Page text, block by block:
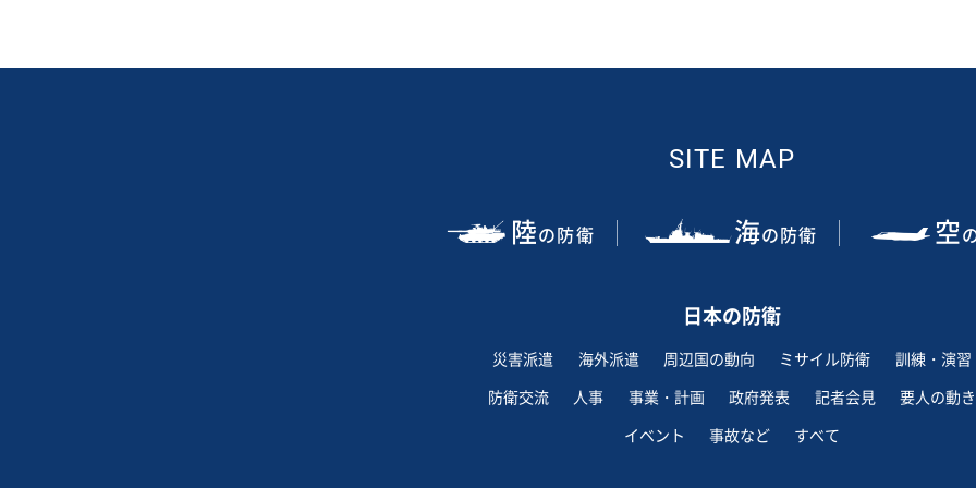
SITE MAP
陸の防衛 海の防衛 空
日本の防衛
災害派遣 海外派遣 周辺国の動向 ミサイル防衛
訓練・演習
防衛交流
人事 事業・計画 政府発表 記者会見
要人の動き
イベント
事故など すべて